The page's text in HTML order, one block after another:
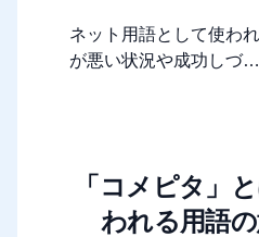
ネット用語として使わ
が悪い状況や成功しづ…
「コメピタ」
われる用語